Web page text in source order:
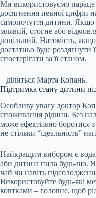
Ми використовуємо
досягнення певної цифри
самопочуття дитини. Якщо
млявий, стогне або
доцільний. Натомість,
достатньо буде
спостерігати за її станом.
– ділиться Марта Копань.
Підтримка стану дитини
Особливу увагу доктор
споживання рідини. Без
може ефективно боротися
не стільки “ідеальність”
Найкращим вибором є
аби дитина пила будь-що.
чай чи навіть
Використовуйте будь-які
ковтками – головне, щоб